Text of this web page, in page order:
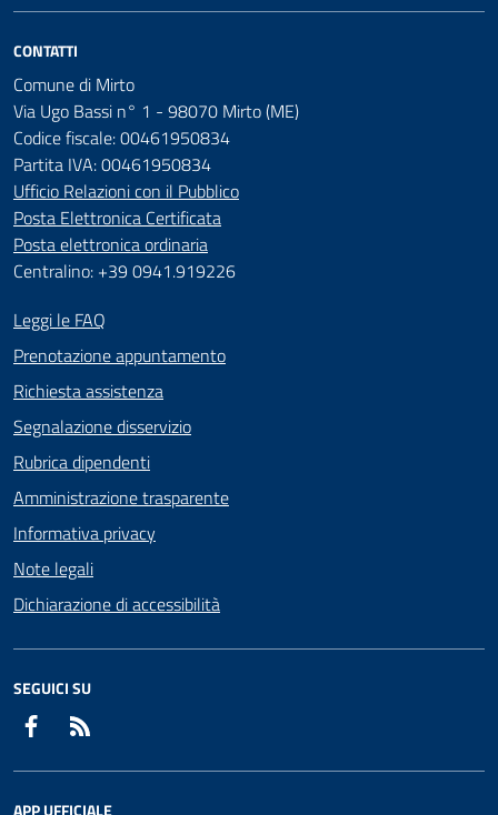
CONTATTI
Comune di Mirto
Via Ugo Bassi n° 1 - 98070 Mirto (ME)
Codice fiscale: 00461950834
Partita IVA: 00461950834
Ufficio Relazioni con il Pubblico
Posta Elettronica Certificata
Posta elettronica ordinaria
Centralino: +39 0941.919226
Leggi le FAQ
Prenotazione appuntamento
Richiesta assistenza
Segnalazione disservizio
Rubrica dipendenti
Amministrazione trasparente
Informativa privacy
Note legali
Dichiarazione di accessibilità
SEGUICI SU
Facebook
APP UFFICIALE